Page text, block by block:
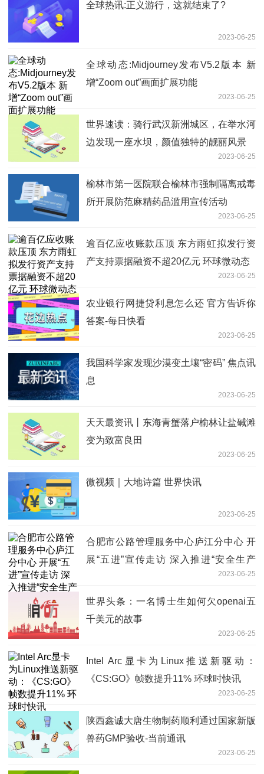
全球热讯:正义游行，这就结束了?
2023-06-25
全球动态:Midjourney发布V5.2版本 新
增“Zoom out”画面扩展功能
2023-06-25
世界速读：骑行武汉新洲城区，在举水河
边发现一座水坝，颜值独特的靓丽风景
2023-06-25
榆林市第一医院联合榆林市强制隔离戒毒
所开展防范麻精药品滥用宣传活动
2023-06-25
逾百亿应收账款压顶 东方雨虹拟发行资
产支持票据融资不超20亿元 环球微动态
2023-06-25
农业银行网捷贷利息怎么还 官方告诉你
答案-每日快看
2023-06-25
我国科学家发现沙漠变土壤“密码” 焦点讯
息
2023-06-25
天天最资讯丨东海青蟹落户榆林让盐碱滩
变为致富良田
2023-06-25
微视频｜大地诗篇 世界快讯
2023-06-25
合肥市公路管理服务中心庐江分中心 开
展“五进”宣传走访 深入推进“安全生产
2023-06-25
世界头条：一名博士生如何欠openai五
千美元的故事
2023-06-25
Intel Arc显卡为Linux推送新驱动：
《CS:GO》帧数提升11% 环球时快讯
2023-06-25
陕西鑫诚大唐生物制药顺利通过国家新版
兽药GMP验收-当前通讯
2023-06-25